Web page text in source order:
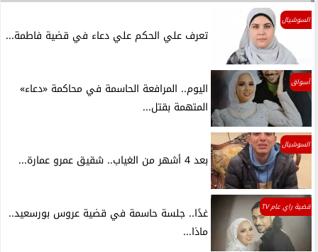
السوشيال
تعرف علي الحكم علي دعاء في قضية فاطمة...
أسواق
اليوم.. المرافعة الحاسمة في محاكمة «دعاء»
المتهمة بقتل...
السوشيال
بعد 4 أشهر من الغياب.. شقيق عمرو عمارة...
قضية راي عام TV
غدًا.. جلسة حاسمة في قضية عروس بورسعيد..
ماذا...